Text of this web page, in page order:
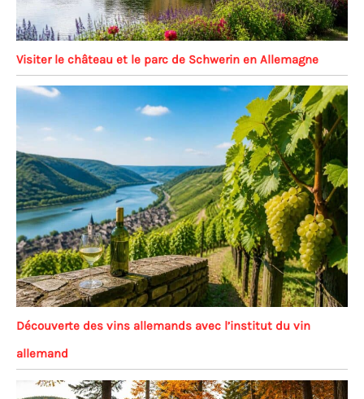
Visiter le château et le parc de Schwerin en Allemagne
Découverte des vins allemands avec l’institut du vin
allemand